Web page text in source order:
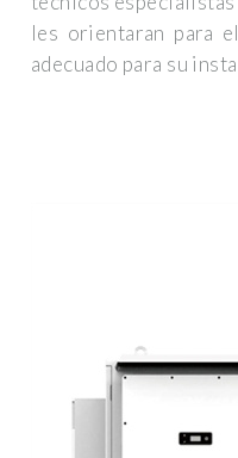
les orientaran para
adecuado para su